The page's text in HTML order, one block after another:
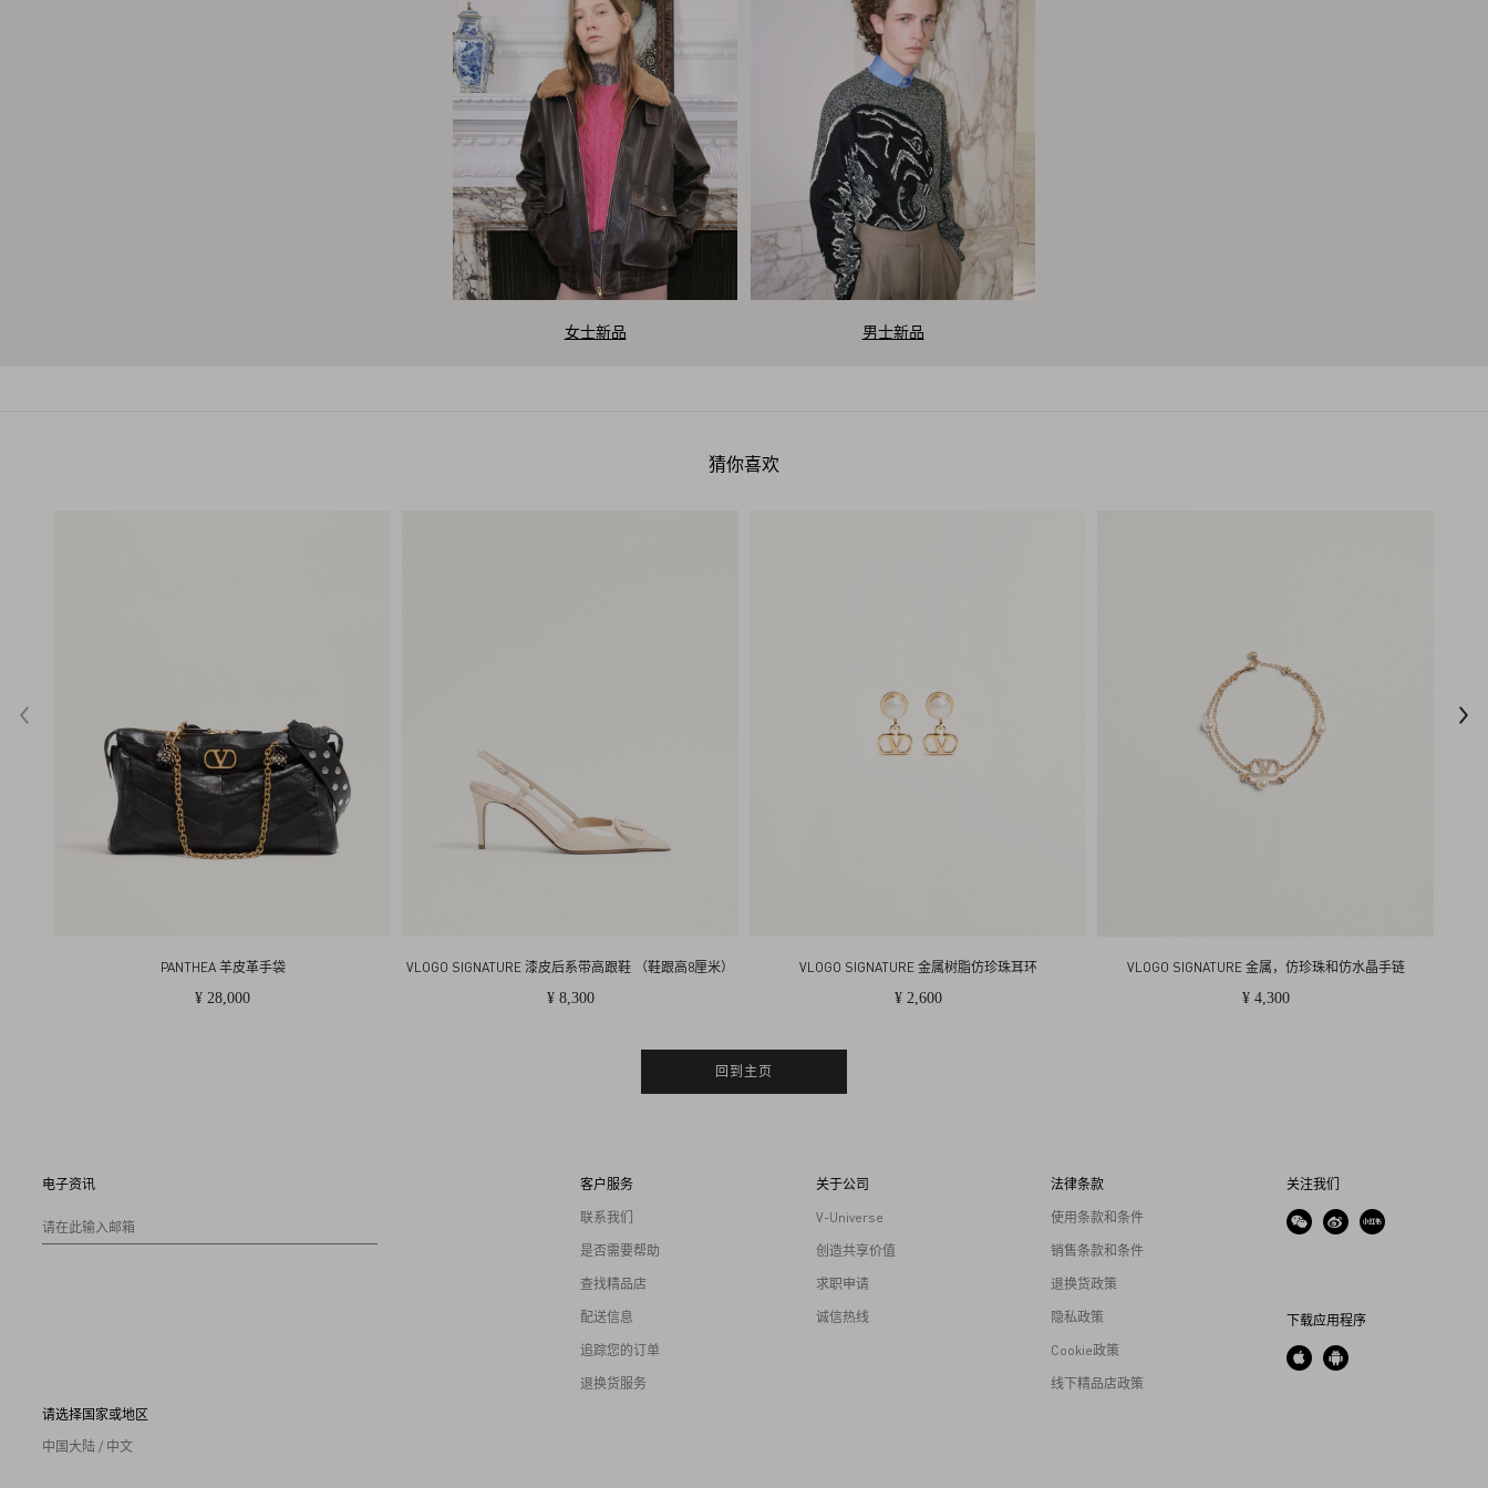
a
女士新品 男士新品
猜你喜欢
PANTHEA 羊皮革手袋
¥ 28,000
VLOGO SIGNATURE 漆皮后系带高跟鞋 （鞋跟高8厘米）
¥ 8,300
VLOGO SIGNATURE 金属树脂仿珍珠耳环
¥ 2,600
VLOGO SIGNATURE 金属，仿珍珠和仿水晶手链
¥ 4,300
回到主页
电子资讯
请在此输入邮箱
请选择国家或地区
中国大陆 / 中文
客户服务
联系我们
是否需要帮助
查找精品店
配送信息
追踪您的订单
退换货服务
关于公司
V-Universe
创造共享价值
求职申请
诚信热线
法律条款
使用条款和条件
销售条款和条件
退换货政策
隐私政策
Cookie政策
线下精品店政策
关注我们
下载应用程序